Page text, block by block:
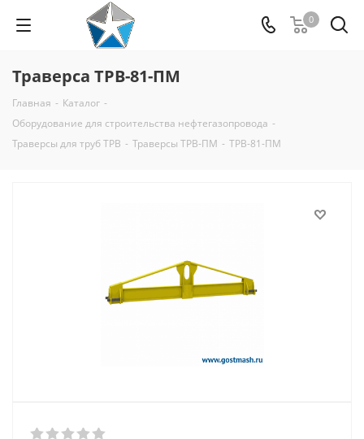
0
Траверса ТРВ-81-ПМ
Главная - Каталог -
Оборудование для строительства нефтегазопровода -
Траверсы для труб ТРВ - Траверсы ТРВ-ПМ - ТРВ-81-ПМ